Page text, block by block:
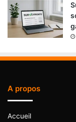
A propos
Accueil